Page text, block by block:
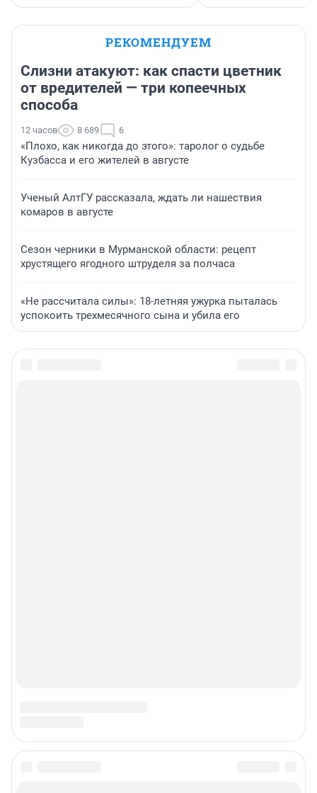
РЕКОМЕНДУЕМ
Слизни атакуют: как спасти цветник
от вредителей — три копеечных
способа
12 часов 8 689 6
«Плохо, как никогда до этого»: таролог о судьбе
Кузбасса и его жителей в августе
Ученый АлтГУ рассказала, ждать ли нашествия
комаров в августе
Сезон черники в Мурманской области: рецепт
хрустящего ягодного штруделя за полчаса
«Не рассчитала силы»: 18-летняя ужурка пыталась
успокоить трехмесячного сына и убила его